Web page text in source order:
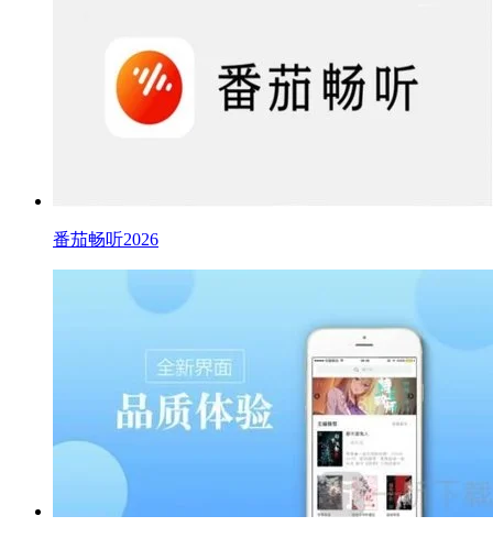
番茄畅听2026